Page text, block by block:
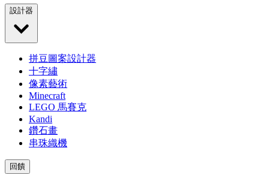
設計器
拼豆圖案設計器
十字繡
像素藝術
Minecraft
LEGO 馬賽克
Kandi
鑽石畫
串珠織機
回饋